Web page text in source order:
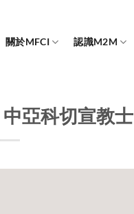
關於MFCI 認識M2M
亞科切宣教士